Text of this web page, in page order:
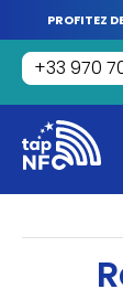
to
content
PROFITEZ
+33 970